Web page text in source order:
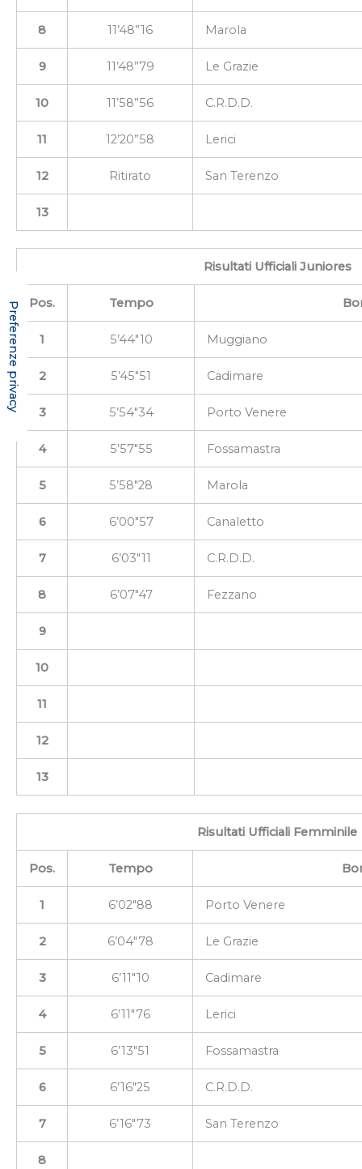
8 11’48”16 Marola
9 11’48”79 Le Grazie
10 11’58”56 C.R.D.D.
11 12’20”58 Lerici
12 Ritirato San Terenzo
13
Risultati Ufficiali Juniores
Pos. Tempo
1 5’44″10 Muggiano
2 5’45″51 Cadimare
3 5’54″34 Porto Venere
4 5’57″55 Fossamastra
5 5’58″28 Marola
6 6’00″57 Canaletto
7 6’03″11 C.R.D.D.
8 6’07″47 Fezzano
9
10
11
12
13
Risultati Ufficiali Femminile
Pos. Tempo
1 6’02″88 Porto Venere
2 6’04″78 Le Grazie
3 6’11″10 Cadimare
4 6’11″76 Lerici
5 6’13″51 Fossamastra
6 6’16″25 C.R.D.D.
7 6’16″73 San Terenzo
8